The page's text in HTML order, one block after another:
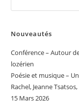
Nouveautés
Conférence – Autour
lozérien
Poésie et musique –
Rachel, Jeanne
15 Mars 2026